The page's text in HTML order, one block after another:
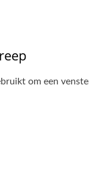
om een